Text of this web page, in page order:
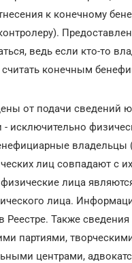
к конечному
ведь если кто-то
конечным
от подачи сведений
- исключительно
владельцы
лиц совпадают с
лица
лица.
Реестре. Также
партиями,
центрами,